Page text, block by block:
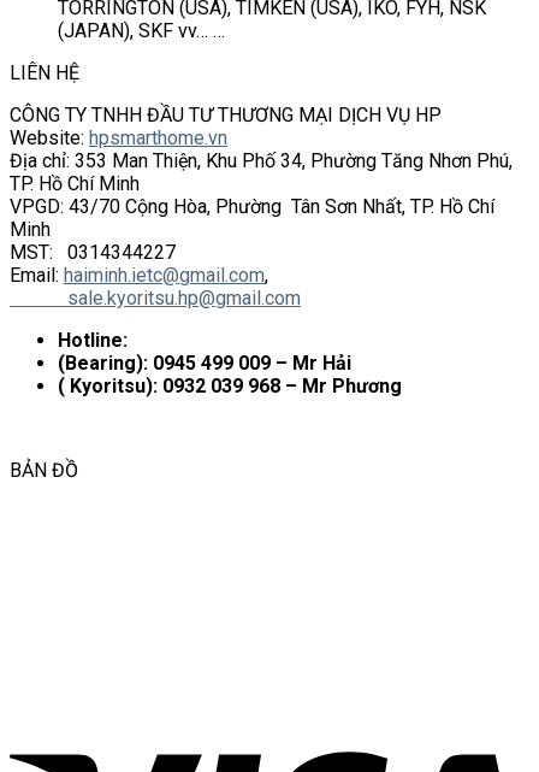
TORRINGTON (USA), TIMKEN (USA), IKO, FYH, NSK
(JAPAN), SKF vv… …
LIÊN HỆ
CÔNG TY TNHH ĐẦU TƯ THƯƠNG MẠI DỊCH VỤ HP
Website: hpsmarthome.vn
Địa chỉ: 353 Man Thiện, Khu Phố 34, Phường Tăng Nhơn Phú,
TP. Hồ Chí Minh
VPGD: 43/70 Cộng Hòa, Phường Tân Sơn Nhất, TP. Hồ Chí
Minh
MST: 0314344227
Email: haiminh.ietc@gmail.com,
sale.kyoritsu.hp@gmail.com
Hotline:
(Bearing): 0945 499 009 – Mr Hải
( Kyoritsu): 0932 039 968 – Mr Phương
BẢN ĐỒ